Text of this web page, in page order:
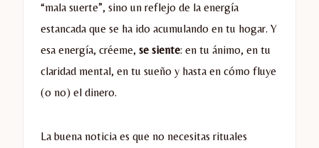
“mala suerte”, sino un reflejo de la energía
estancada que se ha ido acumulando en tu hogar. Y
esa energía, créeme, se siente: en tu ánimo, en tu
claridad mental, en tu sueño y hasta en cómo fluye
(o no) el dinero.
La buena noticia es que no necesitas rituales